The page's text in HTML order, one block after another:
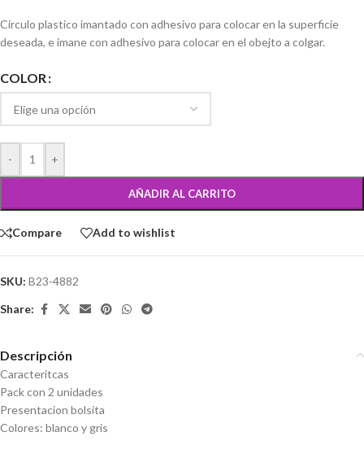
Circulo plastico imantado con adhesivo para colocar en la superficie
deseada, e imane con adhesivo para colocar en el obejto a colgar.
COLOR
- +
AÑADIR AL CARRITO
Compare Add to wishlist
SKU: B23-4882
Share:
Descripción
Caracteritcas
Pack con 2 unidades
Presentacion bolsita
Colores: blanco y gris